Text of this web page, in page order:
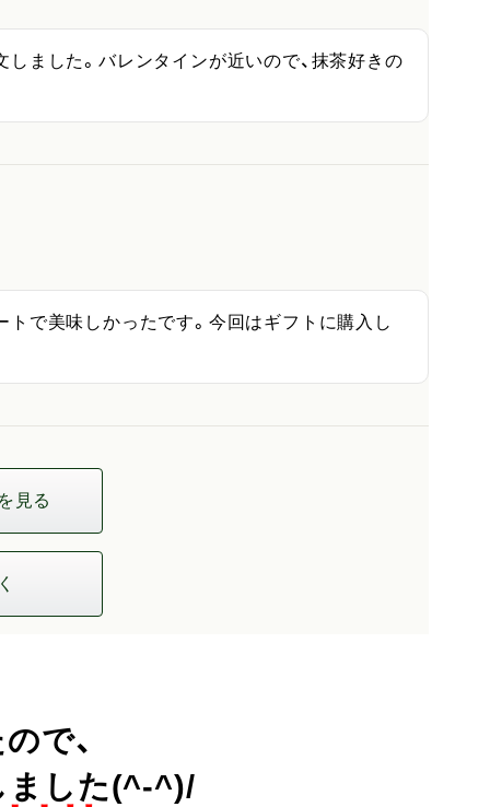
ました。バレンタインが近いので、抹茶好きの
で美味しかったです。今回はギフトに購入し
見る
で、
ました(^-^)/